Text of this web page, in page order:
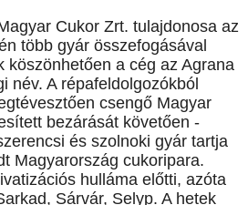
Cukor Zrt. tulajdonosa az
több gyár összefogásával
köszönhetően a cég az Agrana
név. A répafeldolgozókból
csengő Magyar
bezárását követően -
és szolnoki gyár tartja
Magyarország cukoripara.
hulláma előtti, azóta
Sárvár, Selyp. A hetek